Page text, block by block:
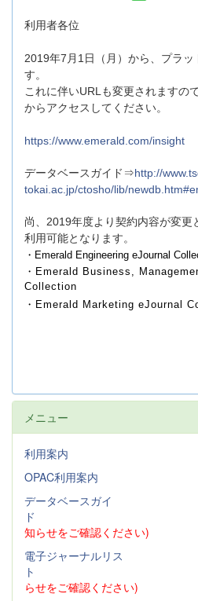
利用者各位
2019年7月1日（月）から、プラッ
す。
これに伴いURLも変更されますの
からアクセスしてください。
https://www.emerald.com/insight
データベースガイド⇒http://
tokai.ac.jp/ctosho/lib/newdb.htm
尚、2019年度より契約内容が変更
利用可能となります。
・Emerald Engineering eJournal
・Emerald Business,
Collection
・Emerald Marketing eJournal
メニュー
利用案内
OPAC利用案内
データベースガイ
ド
知らせをご確認ください)
電子ジャーナルリス
ト
らせをご確認ください)